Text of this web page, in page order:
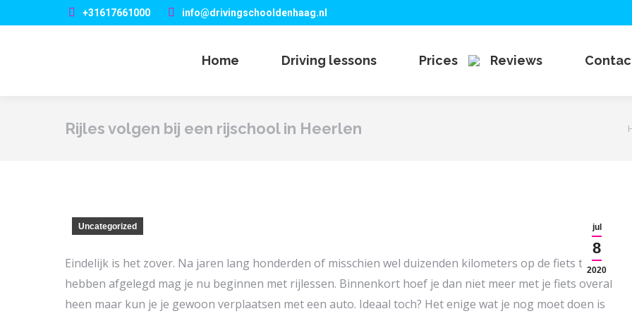
+31617661000 info@drivingschooldenhaag.nl
Home Driving lessons Prices Reviews
Rijles volgen bij een rijschool in Heerlen
jul
8
2020
Uncategorized
Eindelijk is het zover. Na jaren lang honderden of misschien wel duizenden kilometers op de fiets te
hebben afgelegd mag je nu beginnen met rijlessen. Binnenkort hoef je dan niet meer met je fiets overal
heen maar kun je je gewoon verplaatsen met een auto. Ideaal toch? Het enige wat je nog moet doen is